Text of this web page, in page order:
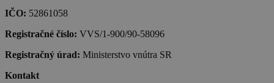
IČO: 52861058
Registračné číslo: VVS/1-900/90-58096
Registračný úrad: Ministerstvo vnútra SR
Kontakt